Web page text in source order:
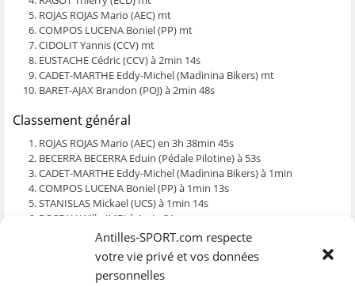
Antilles-SPORT.com respecte
votre vie privé et vos données
personnelles
ROJAS ROJAS Mario (AEC) mt
COMPOS LUCENA Boniel (PP) mt
CIDOLIT Yannis (CCV) mt
EUSTACHE Cédric (CCV) à 2min 14s
CADET-MARTHE Eddy-Michel (Madinina Bikers) mt
BARET-AJAX Brandon (POJ) à 2min 48s
Classement général
ROJAS ROJAS Mario (AEC) en 3h 38min 45s
BECERRA BECERRA Eduin (Pédale Pilotine) à 53s
CADET-MARTHE Eddy-Michel (Madinina Bikers) à 1min
COMPOS LUCENA Boniel (PP) à 1min 13s
STANISLAS Mickael (UCS) à 1min 14s
ROSEAU Willy (MB) à 1min 31s
EUSTACHE Cédric (CCV) à 1min 32s
CIDOLIT Yannis (CCV) à 3min 25s
BARET-AJAX Brandon (POJ) à 5min 02s